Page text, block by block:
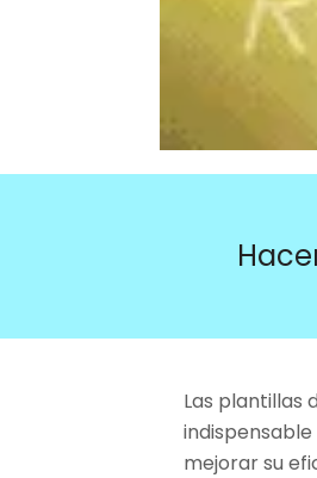
Las plantillas
mejorar su